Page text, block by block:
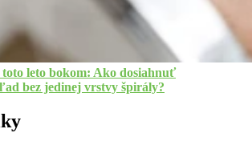
leto bokom: Ako dosiahnuť
bez jedinej vrstvy špirály?